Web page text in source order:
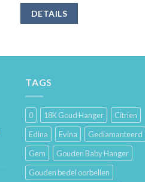
DETAILS
TAGS
0 18K Goud Hanger
Citrien
Edina
Evina
Gediamanteerd
Gem
Gouden Baby Hanger
Gouden bedel oorbellen